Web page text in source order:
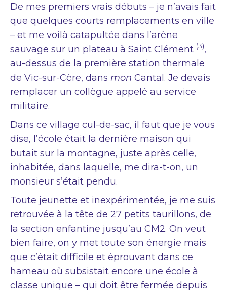
De mes premiers vrais débuts – je n’avais fait
que quelques courts remplacements en ville
– et me voilà catapultée dans l’arène
sauvage sur un plateau à Saint Clément (3),
au-dessus de la première station thermale
de Vic-sur-Cère, dans mon Cantal. Je devais
remplacer un collègue appelé au service
militaire.
Dans ce village cul-de-sac, il faut que je vous
dise, l’école était la dernière maison qui
butait sur la montagne, juste après celle,
inhabitée, dans laquelle, me dira-t-on, un
monsieur s’était pendu.
Toute jeunette et inexpérimentée, je me suis
retrouvée à la tête de 27 petits taurillons, de
la section enfantine jusqu’au CM2. On veut
bien faire, on y met toute son énergie mais
que c’était difficile et éprouvant dans ce
hameau où subsistait encore une école à
classe unique – qui doit être fermée depuis